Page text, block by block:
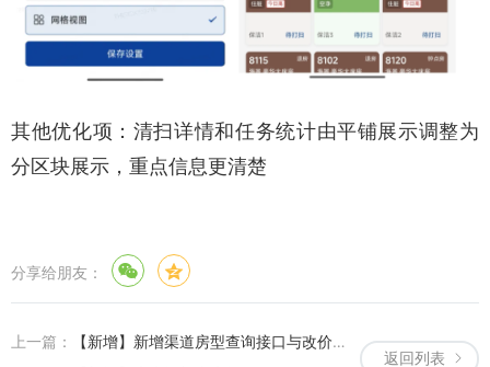
其他优化项：清扫详情和任务统计由平铺展示调整为
分区块展示，重点信息更清楚
分享给朋友：
返回列表
上一篇：
【新增】新增渠道房型查询接口与改价接口